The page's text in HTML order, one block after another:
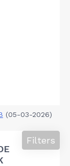
(05-03-2026)
Filters